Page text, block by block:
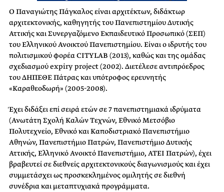
Ο Παναγιώτης Πάγκαλος είναι αρχιτέκτων, διδάκτωρ
αρχιτεκτονικής, καθηγητής του Πανεπιστημίου Δυτικής
Αττικής και Συνεργαζόμενο Εκπαιδευτικό Προσωπικό (ΣΕΠ)
του Ελληνικού Ανοικτού Πανεπιστημίου. Είναι ο ιδρυτής του
πολιτισμικού φορέα CITYLAB (2013), καθώς και της ομάδας
σχεδιασμού expiry project (2002). Διετέλεσε αντιπρόεδρος
του ΔΗΠΕΘΕ Πάτρας και υπότροφος ερευνητής
«Καραθεοδωρή» (2005-2008).
Έχει διδάξει επί σειρά ετών σε 7 πανεπιστημιακά ιδρύματα
(Ανωτάτη Σχολή Καλών Τεχνών, Εθνικό Μετσόβιο
Πολυτεχνείο, Εθνικό και Καποδιστριακό Πανεπιστήμιο
Αθηνών, Πανεπιστήμιο Πατρών, Πανεπιστήμιο Δυτικής
Αττικής, Ελληνικό Ανοικτό Πανεπιστήμιο, ΑΤΕΙ Πατρών), έχει
βραβευτεί σε διεθνείς αρχιτεκτονικούς διαγωνισμούς και έχει
συμμετάσχει ως προσκεκλημένος ομιλητής σε διεθνή
συνέδρια και μεταπτυχιακά προγράμματα.